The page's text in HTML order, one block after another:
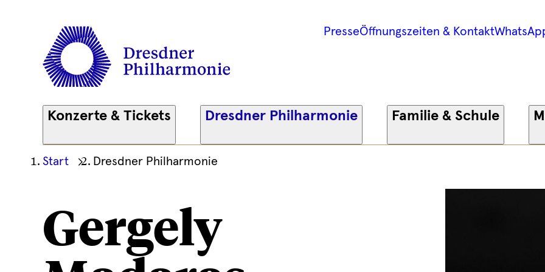
PresseÖffnungszeiten & Kontakt
Konzerte & Tickets Dresdner Philharmonie Familie & Schule
Ihre
Start Dresdner Philharmonie
Gergely